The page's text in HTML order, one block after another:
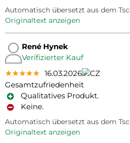
Automatisch übersetzt aus dem
Originaltext anzeigen
René Hynek
Verifizierter Kauf
★★★★★
★★★★★
★★★★★ 16.03.2026
Gesamtzufriedenheit
Qualitatives Produkt.
Keine.
Automatisch übersetzt aus dem
Originaltext anzeigen